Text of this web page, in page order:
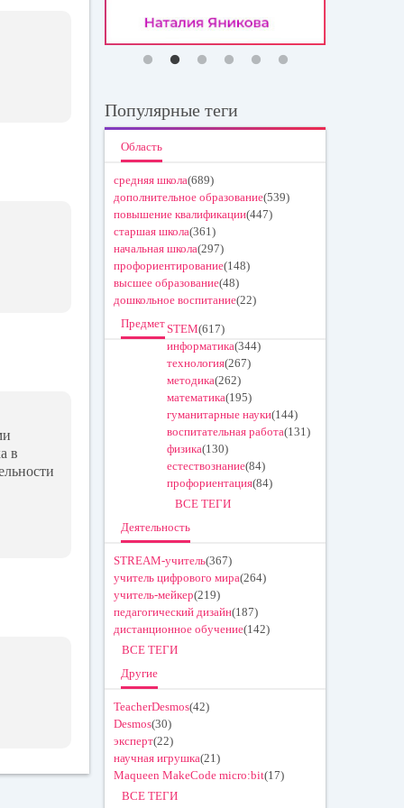
в
Популярные теги
Область
средняя школа(689)
дополнительное образование(539)
повышение квалификации(447)
старшая школа(361)
начальная школа(297)
профориентирование(148)
высшее образование(48)
дошкольное воспитание(22)
ПредметSTEM(617)
информатика(344)
технология(267)
методика(262)
математика(195)
гуманитарные науки(144)
воспитательная работа(131)
физика(130)
естествознание(84)
профориентация(84)
ВСЕ ТЕГИ
Деятельность
STREAM-учитель(367)
учитель цифрового мира(264)
учитель-мейкер(219)
педагогический дизайн(187)
дистанционное обучение(142)
ВСЕ ТЕГИ
Другие
TeacherDesmos(42)
Desmos(30)
эксперт(22)
научная игрушка(21)
Maqueen MakeCode micro:bit(17)
ВСЕ ТЕГИ